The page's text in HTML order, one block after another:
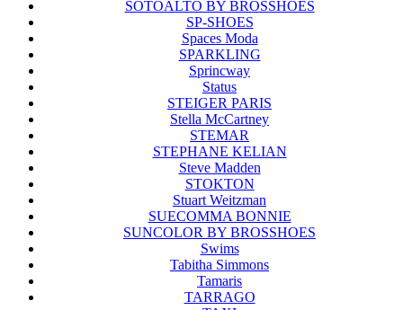
SOTOALTO BY BROSSHOES
SP-SHOES
Spaces Moda
SPARKLING
Sprincway
Status
STEIGER PARIS
Stella McCartney
STEMAR
STEPHANE KELIAN
Steve Madden
STOKTON
Stuart Weitzman
SUECOMMA BONNIE
SUNCOLOR BY BROSSHOES
Swims
Tabitha Simmons
Tamaris
TARRAGO